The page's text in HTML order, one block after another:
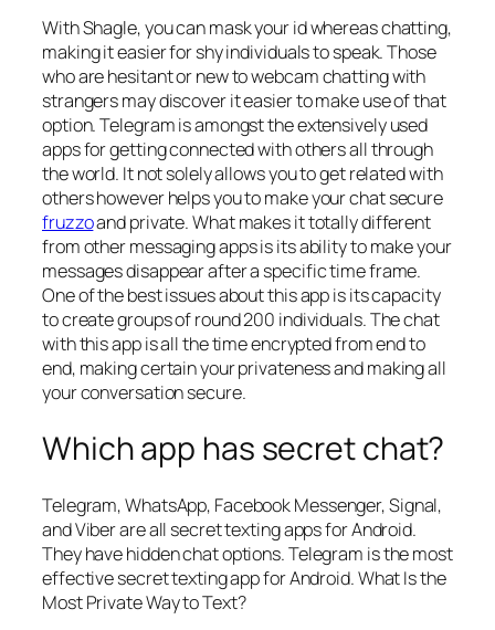
With Shagle, you can mask your id whereas chatting,
making it easier for shy individuals to speak. Those
who are hesitant or new to webcam chatting with
strangers may discover it easier to make use of that
option. Telegram is amongst the extensively used
apps for getting connected with others all through
the world. It not solely allows you to get related with
others however helps you to make your chat secure
fruzzoand private. What makes it totally different
from other messaging apps is its ability to make your
messages disappear after a specific time frame.
One of the best issues about this app is its capacity
to create groups of round 200 individuals. The chat
with this app is all the time encrypted from end to
end, making certain your privateness and making all
your conversation secure.
Which app has secret chat?
Telegram, WhatsApp, Facebook Messenger, Signal,
and Viber are all secret texting apps for Android.
They have hidden chat options. Telegram is the most
effective secret texting app for Android. What Is the
Most Private Way to Text?